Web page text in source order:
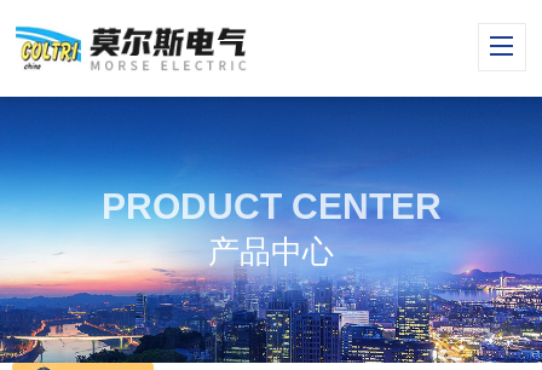
PRODUCT CENTER
产品中心